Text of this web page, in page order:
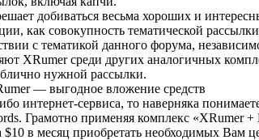
добиваться весьма хороших и
как совокупность тематической
с тематикой данного форума,
XRumer среди других аналогичных
нужной рассылки.
— выгодное вложение средств
интернет-сервиса, то наверняка
Грамотно применяя комплекс «XRumer
$10 в месяц приобретать необходимых Вам